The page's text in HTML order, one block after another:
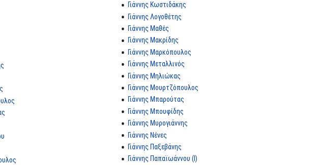
Γιάννης Κωστιδάκης
Γιάννης Λογοθέτης
Γιάννης Μαθές
Γιάννης Μακρίδης
Γιάννης Μαρκόπουλος
Γιάννης Μεταλλινός
Γιάννης Μηλιώκας
Γιάννης Μουρτζόπουλος
Γιάννης Μπαρούτας
Γιάννης Μπουφίδης
Γιάννης Μυρογιάννης
Γιάννης Νένες
Γιάννης Παξεβάνης
Γιάννης Παπαϊωάννου (I)